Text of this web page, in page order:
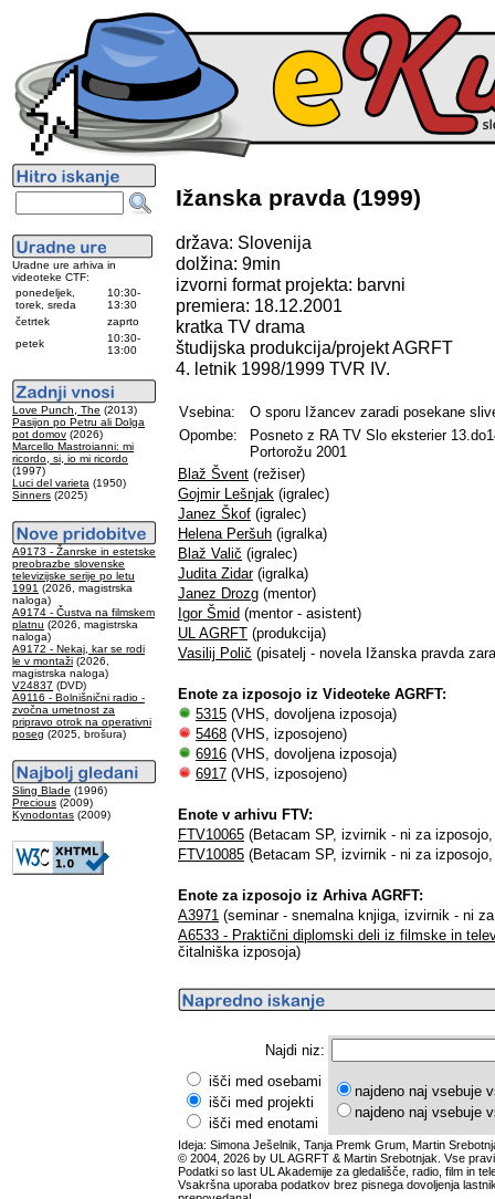
Uradne ure arhiva in
videoteke CTF:
ponedeljek,
torek, sreda
10:30-
13:30
četrtek
zaprto
petek
10:30-
13:00
Love Punch, The (2013)
Pasijon po Petru ali Dolga
pot domov (2026)
Marcello Mastroianni: mi
ricordo, si, io mi ricordo
(1997)
Luci del varieta (1950)
Sinners (2025)
A9173 - Žanrske in estetske
preobrazbe slovenske
televizijske serije po letu
1991 (2026, magistrska
naloga)
A9174 - Čustva na filmskem
platnu (2026, magistrska
naloga)
A9172 - Nekaj, kar se rodi
le v montaži (2026,
magistrska naloga)
V24837 (DVD)
A9116 - Bolnišnični radio -
zvočna umetnost za
pripravo otrok na operativni
poseg (2025, brošura)
Sling Blade (1996)
Precious (2009)
Kynodontas (2009)
Ižanska pravda (1999)
država: Slovenija
dolžina: 9min
izvorni format projekta: barvni
premiera: 18.12.2001
kratka TV drama
študijska produkcija/projekt AGRFT
4. letnik 1998/1999 TVR IV.
Vsebina:
O sporu Ižancev zaradi posekane
Opombe:
Posneto z RA TV Slo eksterier
Portorožu 2001
Blaž Švent (režiser)
Gojmir Lešnjak (igralec)
Janez Škof (igralec)
Helena Peršuh (igralka)
Blaž Valič (igralec)
Judita Zidar(igralka)
Janez Drozg (mentor)
Igor Šmid (mentor - asistent)
UL AGRFT (produkcija)
Vasilij Polič (pisatelj - novela Ižanska pravda
Enote za izposojo iz Videoteke AGRFT:
5315 (VHS, dovoljena izposoja)
5468 (VHS, izposojeno)
6916 (VHS, dovoljena izposoja)
6917 (VHS, izposojeno)
Enote v arhivu FTV:
FTV10065 (Betacam SP, izvirnik - ni za
FTV10085 (Betacam SP, izvirnik - ni za
Enote za izposojo iz Arhiva AGRFT:
A3971 (seminar - snemalna knjiga, izvirnik - ni
A6533 - Praktični diplomski deli iz filmske in
čitalniška izposoja)
Najdi niz:
išči med osebami
išči med projekti
išči med enotami
najdeno naj vsebuje
najdeno naj vsebuje
Ideja: Simona Ješelnik, Tanja Premk Grum, Martin
© 2004, 2026 by UL AGRFT & Martin Srebotnjak. Vse
Podatki so last UL Akademije za gledališče, radio, film in
Vsakršna uporaba podatkov brez pisnega dovoljenja